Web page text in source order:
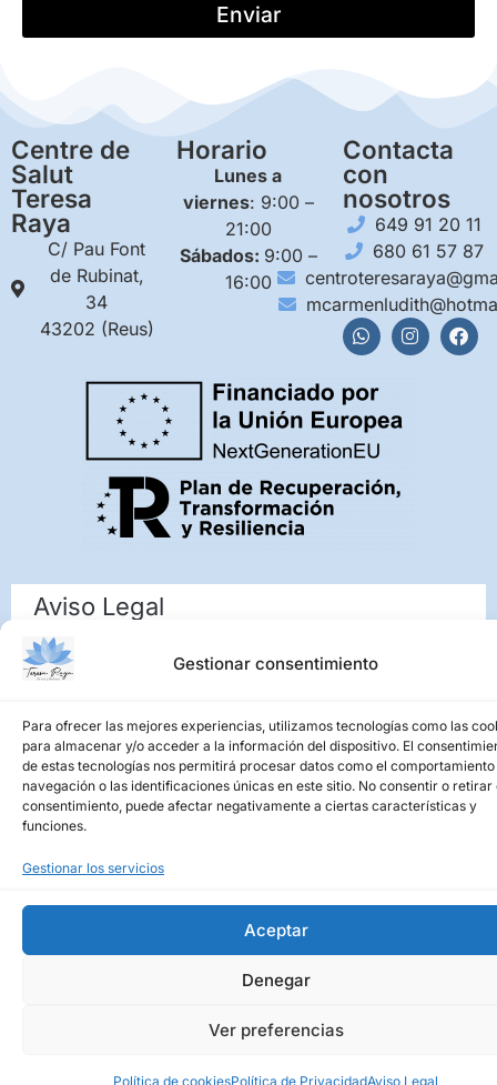
Gestionar consentimiento
Para ofrecer las mejores experiencias, utilizamos tecnologías como las
para almacenar y/o acceder a la información del dispositivo. El
de estas tecnologías nos permitirá procesar datos como el comportamiento
navegación o las identificaciones únicas en este sitio. No consentir o retirar
consentimiento, puede afectar negativamente a ciertas características y
funciones.
Gestionar los servicios
Aceptar
Denegar
Ver preferencias
Política de cookiesPolítica de PrivacidadAviso Legal
Enviar
Centre de
Salut
Teresa
Raya
C/ Pau Font
de Rubinat,
34
43202 (Reus)
Horario
Lunes a
viernes: 9:00 –
21:00
Sábados: 9:00 –
16:00
Contacta
con
nosotros
649 91 20 11
680 61 57 87
Aviso Legal
Política de Privacidad
Mapa Web
Diseño Web PCHOUSE